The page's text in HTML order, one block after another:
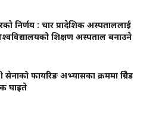
निर्णय : चार प्रादेशिक अस्पताललाई
शिक्षण अस्पताल बनाउने
सेनाको फायरिङ अभ्यासका क्रममा ग्रिनेड
घाइते